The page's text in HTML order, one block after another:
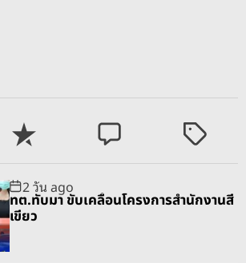
R
e
c
e
n
C
o
m
m
e
T
g
g
e
2 วัน ago
ทต.ทับมา ขับเคลื่อนโครงการสำนักงานสี
เขียว